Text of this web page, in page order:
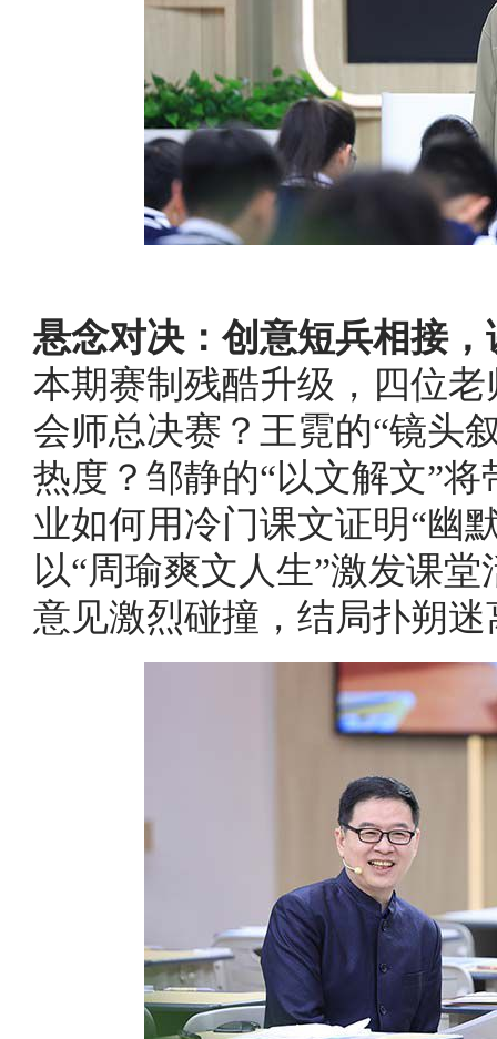
悬念对决：创意短兵相接
本期赛制残酷升级，四位
会师总决赛？王霓的“镜头
热度？邹静的“以文解文”
业如何用冷门课文证明“幽
以“周瑜爽文人生”激发课
意见激烈碰撞，结局扑朔迷